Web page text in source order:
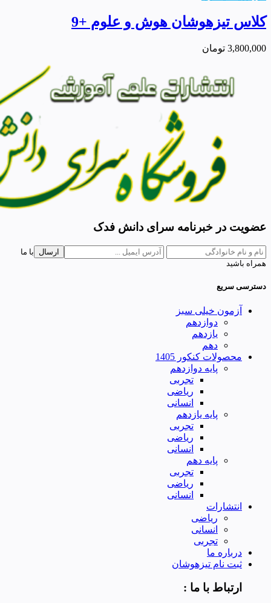
کلاس تیزهوشان هوش و علوم +9
3,800,000 تومان
عضویت در خبرنامه سرای دانش فدک
ارسال
با ما
همراه باشید
دسترسی سریع
آزمون خیلی سبز
دوازدهم
یازدهم
دهم
محصولات کنکور 1405
پایه دوازدهم
تجربی
ریاضی
انسانی
پایه یازدهم
تجربی
ریاضی
انسانی
پایه دهم
تجربی
ریاضی
انسانی
انتشارات
ریاضی
انسانی
تجربی
درباره ما
ثبت نام تیزهوشان
ارتباط با ما :